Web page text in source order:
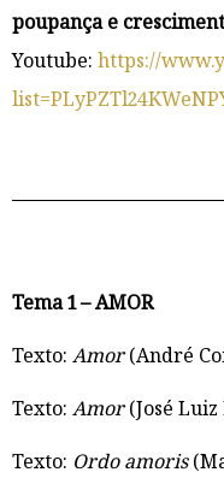
poupança e
Youtube: https://
Tema 1 – AMOR
Texto: Amor(André
Texto: Amor(José
Texto: Ordo amoris